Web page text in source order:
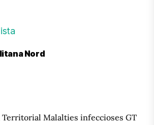
Nord
Malalties infeccioses GT